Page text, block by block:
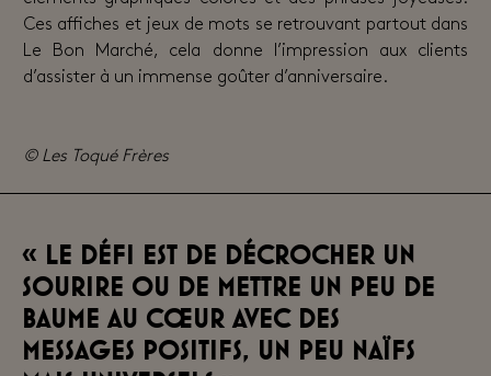
Ces affiches et jeux de mots se retrouvant partout dans
Le Bon Marché, cela donne l’impression aux clients
d’assister à un immense goûter d’anniversaire.
© Les Toqué Frères
« Le défi est de décrocher un
sourire ou de mettre un peu de
baume au cœur avec des
messages positifs, un peu naïfs